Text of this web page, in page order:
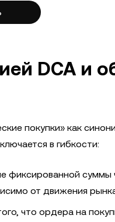
DCA и
покупки» как
в гибкости:
фиксированной суммы
от движения
что ордера на